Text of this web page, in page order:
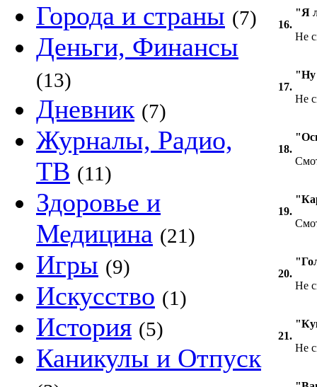
Города и страны (7)
Деньги, Финансы
(13)
Дневник (7)
Журналы, Радио,
ТВ (11)
Здоровье и
Медицина (21)
Игры (9)
Искусство (1)
История (5)
Каникулы и Отпуск
16.
"Я
Не
17.
"Ну
Не
18.
19.
20.
Не
21.
Не